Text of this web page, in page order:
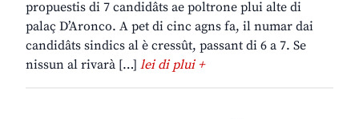
propuestis di 7 candidâts ae poltrone plui alte di
palaç D’Aronco. A pet di cinc agns fa, il numar dai
candidâts sindics al è cressût, passant di 6 a 7. Se
nissun al rivarà […] lei di plui +